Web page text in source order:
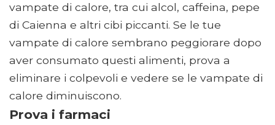
vampate di calore, tra cui alcol, caffeina, pepe
di Caienna e altri cibi piccanti. Se le tue
vampate di calore sembrano peggiorare dopo
aver consumato questi alimenti, prova a
eliminare i colpevoli e vedere se le vampate di
calore diminuiscono.
Prova i farmaci